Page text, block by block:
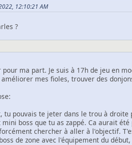
12:10:21 AM
?
ma part. Je suis à 17h de jeu en
mes fioles, trouver des
tu pouvais te jeter dans le trou à
boss que tu as zappé. Ca aurait
chercher à aller à l'objectif.
de zone avec l'équipement du